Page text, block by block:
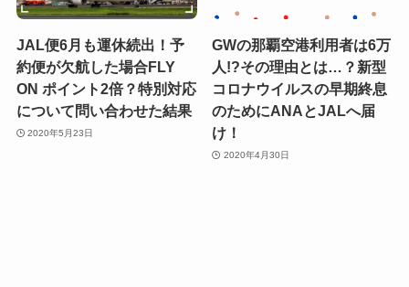
JAL便6月も運休続出！予
約便が欠航した場合FLY
ON ポイント2倍？特別対応
について問い合わせた結果
2020年5月23日
GWの那覇空港利用者は6万
人!?その理由とは…？新型
コロナウイルスの早期終息
のためにANAとJALへ届
け！
2020年4月30日